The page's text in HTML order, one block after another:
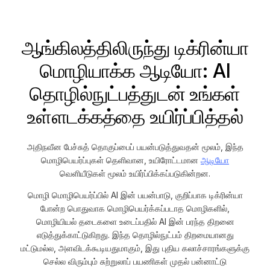
ஆங்கிலத்திலிருந்து டிக்ரின்யா
மொழியாக்க ஆடியோ: AI
தொழில்நுட்பத்துடன் உங்கள்
உள்ளடக்கத்தை உயிர்ப்பித்தல்
அதிநவீன பேச்சுத் தொகுப்பைப் பயன்படுத்துவதன் மூலம், இந்த
மொழிபெயர்ப்புகள் தெளிவான, உயிரோட்டமான ஆடியோ
வெளியீடுகள் மூலம் உயிர்ப்பிக்கப்படுகின்றன.
மொழி மொழிபெயர்ப்பில் AI இன் பயன்பாடு, குறிப்பாக டிக்ரின்யா
போன்ற பொதுவாக மொழிபெயர்க்கப்படாத மொழிகளில்,
மொழியியல் தடைகளை உடைப்பதில் AI இன் பரந்த திறனை
எடுத்துக்காட்டுகிறது. இந்த தொழில்நுட்பம் திறமையானது
மட்டுமல்ல, அளவிடக்கூடியதுமாகும், இது புதிய கலாச்சாரங்களுக்கு
செல்ல விரும்பும் சுற்றுலாப் பயணிகள் முதல் பன்னாட்டு